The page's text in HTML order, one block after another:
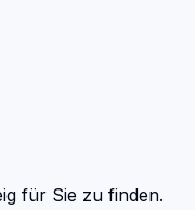
für Sie zu finden.